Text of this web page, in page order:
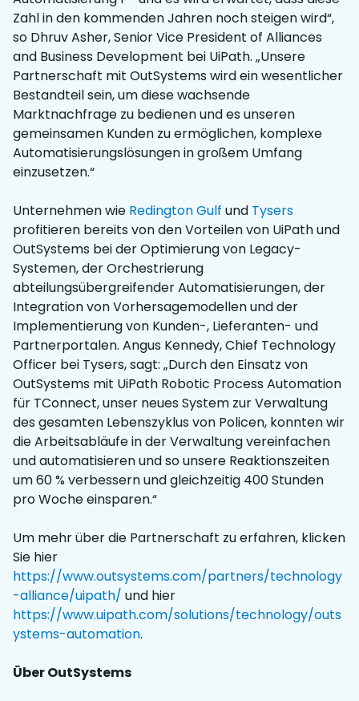
Zahl in den kommenden Jahren noch steigen wird“,
so Dhruv Asher, Senior Vice President of Alliances
and Business Development bei UiPath. „Unsere
Partnerschaft mit OutSystems wird ein wesentlicher
Bestandteil sein, um diese wachsende
Marktnachfrage zu bedienen und es unseren
gemeinsamen Kunden zu ermöglichen, komplexe
Automatisierungslösungen in großem Umfang
einzusetzen.“
Unternehmen wie Redington Gulf und Tysers
profitieren bereits von den Vorteilen von UiPath und
OutSystems bei der Optimierung von Legacy-
Systemen, der Orchestrierung
abteilungsübergreifender Automatisierungen, der
Integration von Vorhersagemodellen und der
Implementierung von Kunden-, Lieferanten- und
Partnerportalen. Angus Kennedy, Chief Technology
Officer bei Tysers, sagt: „Durch den Einsatz von
OutSystems mit UiPath Robotic Process Automation
für TConnect, unser neues System zur Verwaltung
des gesamten Lebenszyklus von Policen, konnten wir
die Arbeitsabläufe in der Verwaltung vereinfachen
und automatisieren und so unsere Reaktionszeiten
um 60 % verbessern und gleichzeitig 400 Stunden
pro Woche einsparen.“
Um mehr über die Partnerschaft zu erfahren, klicken
Sie hier
https://www.outsystems.com/partners/technology
-alliance/uipath/ und hier
https://www.uipath.com/solutions/technology/outs
ystems-automation.
Über OutSystems